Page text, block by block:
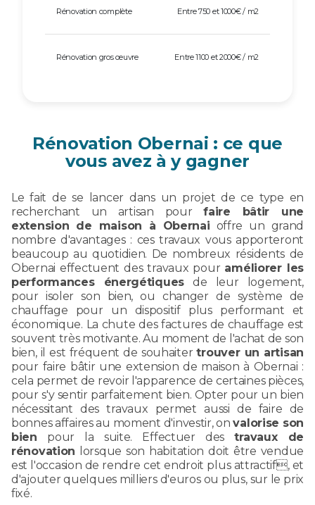
Rénovation complète Entre 750 et 1000€ / m2
Rénovation gros œuvre Entre 1100 et 2000€ / m2
Rénovation Obernai : ce que
vous avez à y gagner
Le fait de se lancer dans un projet de ce type en
recherchant un artisan pourfaire bâtir une
extension de maison à Obernai offre un grand
nombre d'avantages : ces travaux vous apporteront
beaucoup au quotidien. De nombreux résidents de
Obernai effectuent des travaux pour améliorer les
performances énergétiquesde leur logement,
pour isoler son bien, ou changer de système de
chauffage pour un dispositif plus performant et
économique. La chute des factures de chauffage est
souvent très motivante. Au moment de l'achat de son
bien, il est fréquent de souhaitertrouver un artisan
pour faire bâtir une extension de maison à Obernai :
cela permet de revoir l'apparence de certaines pièces,
pour s'y sentir parfaitement bien. Opter pour un bien
nécessitant des travaux permet aussi de faire de
bonnes affaires au moment d'investir, onvalorise son
bien pour la suite. Effectuer destravaux de
rénovation lorsque son habitation doit être vendue
est l'occasion de rendre cet endroit plus attractif, et
d'ajouter quelques milliers d'euros ou plus, sur le prix
fixé.